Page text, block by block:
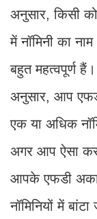
अनुसार, किसी
में नॉमिनी का
बहुत महत्वपूर्ण
अनुसार, आप
एक या अधिक
अगर आप ऐसा
आपके एफडी
नॉमिनियों में बांटा